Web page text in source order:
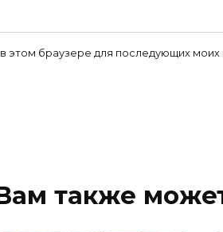
этом браузере для последующих моих
также